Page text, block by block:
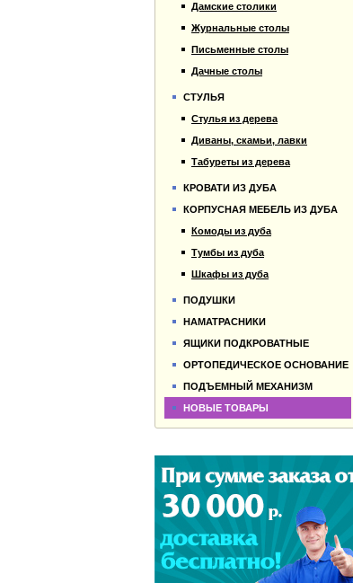
Дамские столики
Журнальные столы
Письменные столы
Дачные столы
СТУЛЬЯ
Стулья из дерева
Диваны, скамьи, лавки
Табуреты из дерева
КРОВАТИ ИЗ ДУБА
КОРПУСНАЯ МЕБЕЛЬ ИЗ ДУБА
Комоды из дуба
Тумбы из дуба
Шкафы из дуба
ПОДУШКИ
НАМАТРАСНИКИ
ЯЩИКИ ПОДКРОВАТНЫЕ
ОРТОПЕДИЧЕСКОЕ ОСНОВАНИЕ
ПОДЪЕМНЫЙ МЕХАНИЗМ
НОВЫЕ ТОВАРЫ